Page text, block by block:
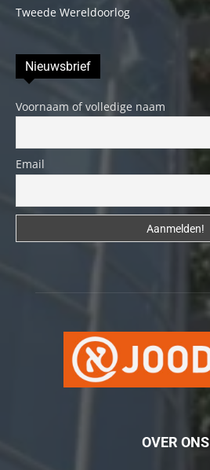
Tweede Wereldoorlog
Nieuwsbrief
Voornaam of volledige naam
Email
OVER ONS